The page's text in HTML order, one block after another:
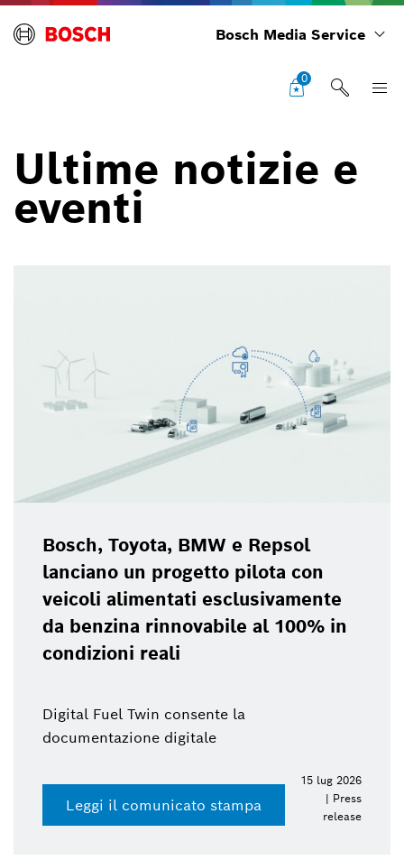
Bosch Media Service
0
Ultime notizie e
eventi
Bosch, Toyota, BMW e Repsol
lanciano un progetto pilota con
veicoli alimentati esclusivamente
da benzina rinnovabile al 100% in
condizioni reali
Digital Fuel Twin consente la
documentazione digitale
Leggi il comunicato stampa
15 lug 2026
| Press
release